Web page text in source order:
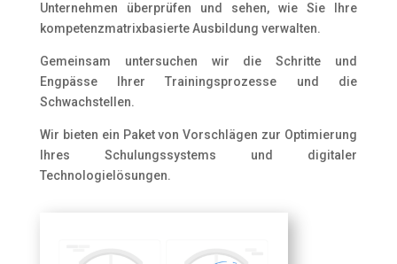
Unternehmen überprüfen und sehen, wie Sie Ihre
kompetenzmatrixbasierte Ausbildung verwalten.
Gemeinsam untersuchen wir die Schritte und
Engpässe Ihrer Trainingsprozesse und die
Schwachstellen.
Wir bieten ein Paket von Vorschlägen zur Optimierung
Ihres Schulungssystems und digitaler
Technologielösungen.